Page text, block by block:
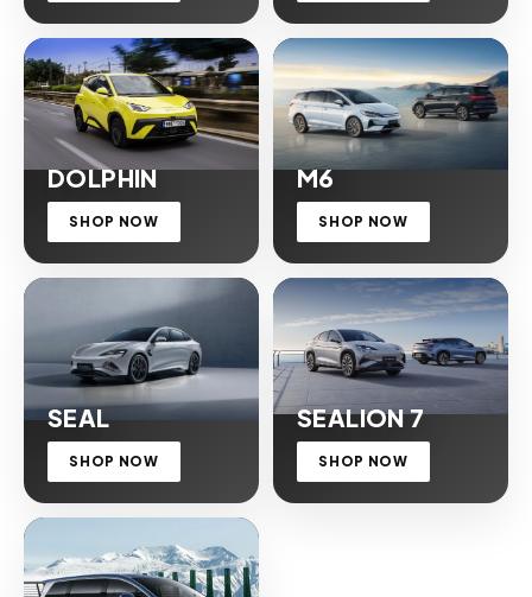
DOLPHIN
SHOP NOW
M6
SHOP NOW
SEAL
SHOP NOW
SEALION 7
SHOP NOW